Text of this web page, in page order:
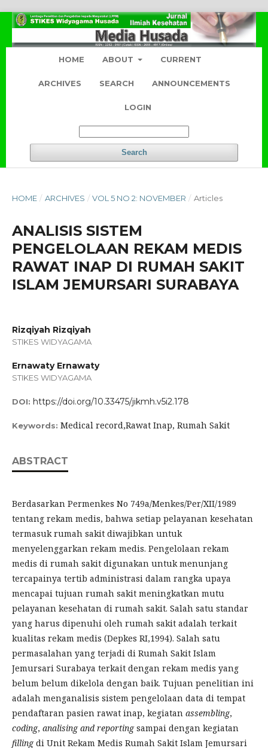
HOME ABOUT CURRENT
ARCHIVES SEARCH ANNOUNCEMENTS
LOGIN
Search
HOME / ARCHIVES / VOL 5 NO 2: NOVEMBER / Articles
ANALISIS SISTEM
PENGELOLAAN REKAM MEDIS
RAWAT INAP DI RUMAH SAKIT
ISLAM JEMURSARI SURABAYA
Rizqiyah Rizqiyah
STIKES WIDYAGAMA
Ernawaty Ernawaty
STIKES WIDYAGAMA
DOI: https://doi.org/10.33475/jikmh.v5i2.178
Keywords: Medical record,Rawat Inap, Rumah Sakit
ABSTRACT
Berdasarkan Permenkes No 749a/Menkes/Per/XII/1989
tentang rekam medis, bahwa setiap pelayanan kesehatan
termasuk rumah sakit diwajibkan untuk
menyelenggarkan rekam medis. Pengelolaan rekam
medis di rumah sakit digunakan untuk menunjang
tercapainya tertib administrasi dalam rangka upaya
mencapai tujuan rumah sakit meningkatkan mutu
pelayanan kesehatan di rumah sakit. Salah satu standar
yang harus dipenuhi oleh rumah sakit adalah terkait
kualitas rekam medis (Depkes RI,1994). Salah satu
permasalahan yang terjadi di Rumah Sakit Islam
Jemursari Surabaya terkait dengan rekam medis yang
belum belum dikelola dengan baik. Tujuan penelitian ini
adalah menganalisis sistem pengelolaan data di tempat
pendaftaran pasien rawat inap, kegiatan assembling,
coding, analising and reportingsampai dengan kegiatan
fillingdi Unit Rekam Medis Rumah Sakit Islam Jemursari